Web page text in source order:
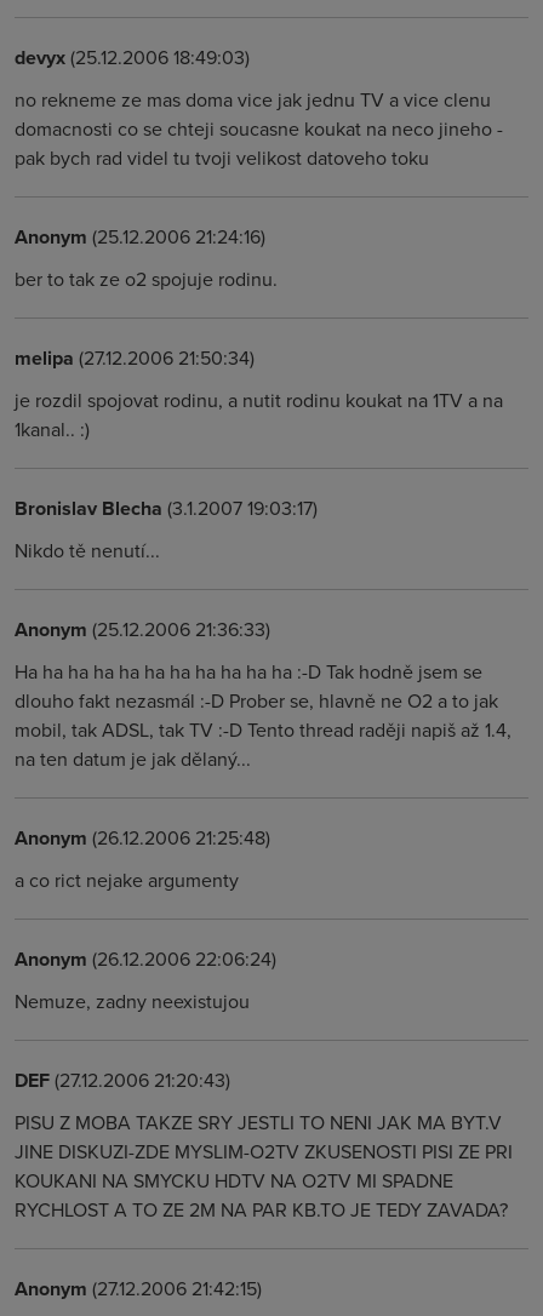
devyx(25.12.2006 18:49:03)
no rekneme ze mas doma vice jak jednu TV a vice clenu
domacnosti co se chteji soucasne koukat na neco jineho -
pak bych rad videl tu tvoji velikost datoveho toku
Anonym (25.12.2006 21:24:16)
ber to tak ze o2 spojuje rodinu.
melipa (27.12.2006 21:50:34)
je rozdil spojovat rodinu, a nutit rodinu koukat na 1TV a na
1kanal.. :)
Bronislav Blecha (3.1.2007 19:03:17)
Nikdo tě nenutí...
Anonym (25.12.2006 21:36:33)
Ha ha ha ha ha ha ha ha ha ha ha :-D Tak hodně jsem se
dlouho fakt nezasmál :-D Prober se, hlavně ne O2 a to jak
mobil, tak ADSL, tak TV :-D Tento thread raději napiš až 1.4,
na ten datum je jak dělaný...
Anonym (26.12.2006 21:25:48)
a co rict nejake argumenty
Anonym (26.12.2006 22:06:24)
Nemuze, zadny neexistujou
DEF(27.12.2006 21:20:43)
PISU Z MOBA TAKZE SRY JESTLI TO NENI JAK MA BYT.V
JINE DISKUZI-ZDE MYSLIM-O2TV ZKUSENOSTI PISI ZE PRI
KOUKANI NA SMYCKU HDTV NA O2TV MI SPADNE
RYCHLOST A TO ZE 2M NA PAR KB.TO JE TEDY ZAVADA?
Anonym (27.12.2006 21:42:15)